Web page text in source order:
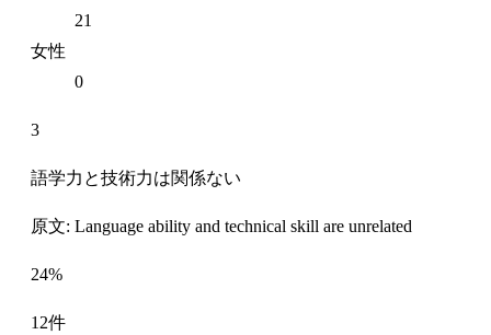
21
女性
0
3
語学力と技術力は関係ない
原文: Language ability and technical skill are unrelated
24%
12件